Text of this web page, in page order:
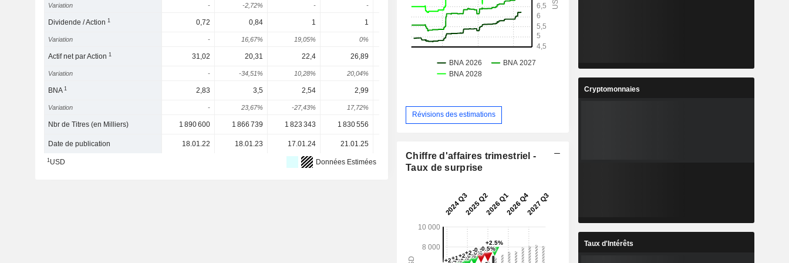
Variation - -2,72% - - - - -
Dividende / Action1 0,72 0,84 1 1 1,08 1,439
Variation - 16,67% 19,05% 0% 8% 17,7% 13,2%
Actif net par Action1 31,02 20,31 22,4 26,89
Variation - -34,51% 10,28% 20,04% 1,22%
BNA1 2,83 3,5 2,54 2,99
Variation - 23,67% -27,43% 17,72% 55,52% 33,75%
Nbr de Titres (en Milliers) 1 890 600 1 866 739 1 823 343 1 830 556 1 776 937 1 739 136 1 739 136
Date de publication 18.01.22 18.01.23 17.01.24 21.01.25
1USD Données Estimées
Révisions des estimations
Chiffre d'affaires trimestriel -
Taux de surprise
Cryptomonnaies
Taux d'Intérêts